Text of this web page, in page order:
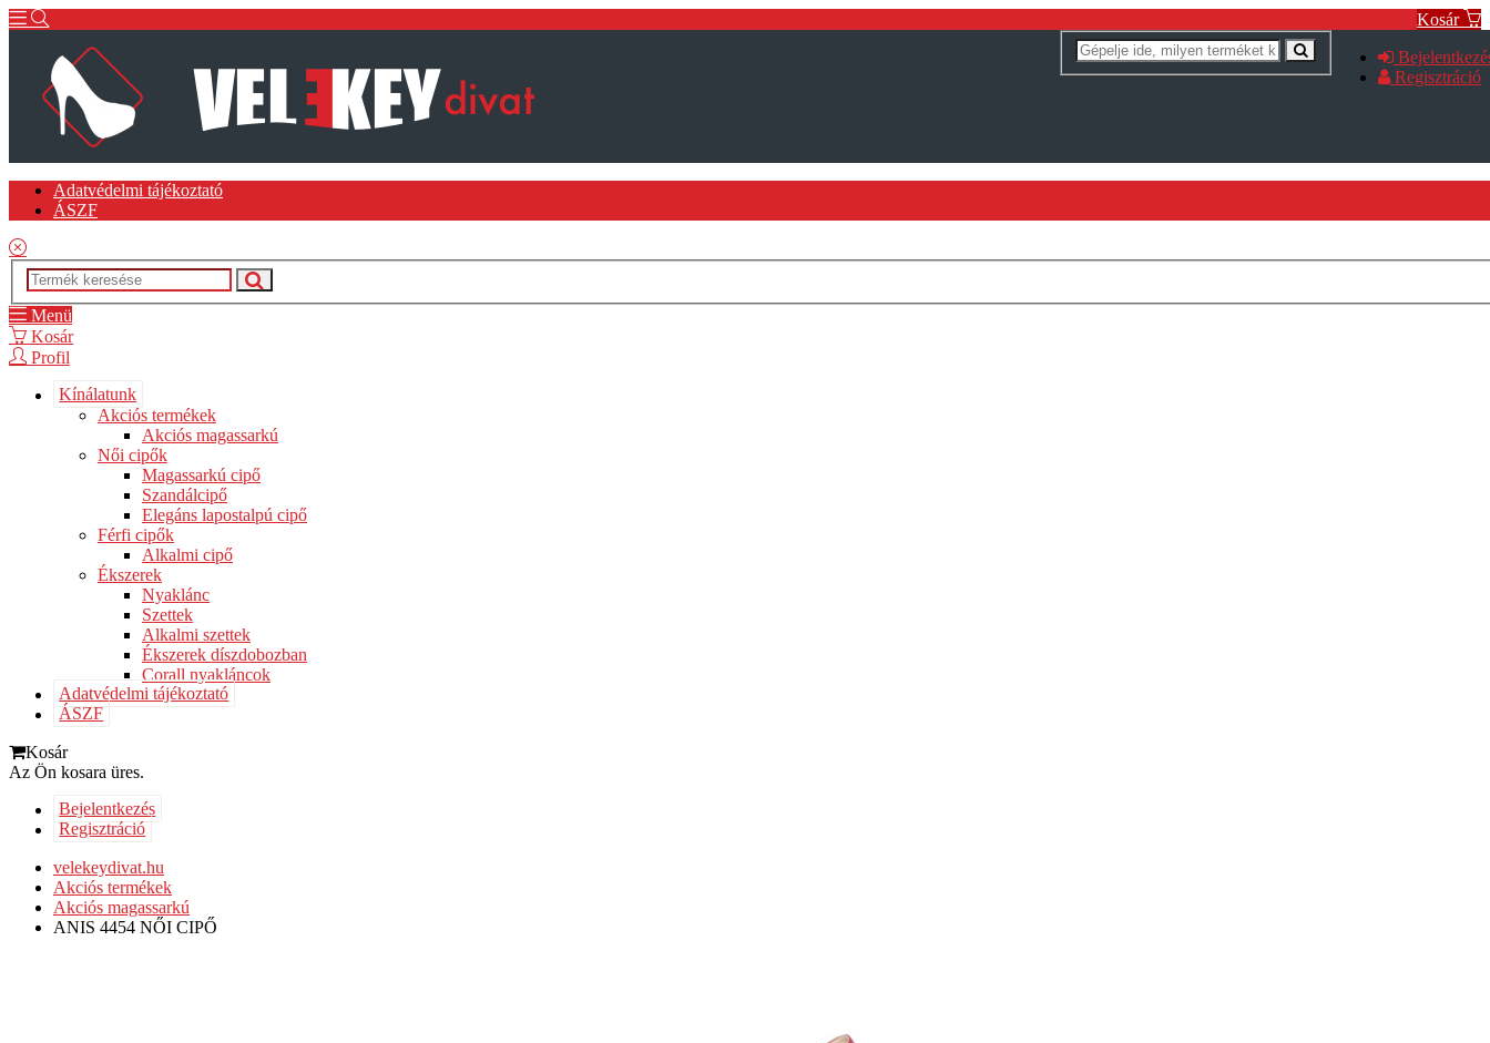
Kosár
Regisztráció
Adatvédelmi tájékoztató
ÁSZF
Menü
Kosár
Profil
Kínálatunk
Akciós termékek
Akciós magassarkú
Női cipők
Magassarkú cipő
Szandálcipő
Elegáns lapostalpú cipő
Férfi cipők
Alkalmi cipő
Ékszerek
Nyaklánc
Szettek
Alkalmi szettek
Ékszerek díszdobozban
Corall nyakláncok
Adatvédelmi tájékoztató
ÁSZF
Kosár
Az Ön kosara üres.
Bejelentkezés
Regisztráció
velekeydivat.hu
Akciós termékek
Akciós magassarkú
ANIS 4454 NŐI CIPŐ